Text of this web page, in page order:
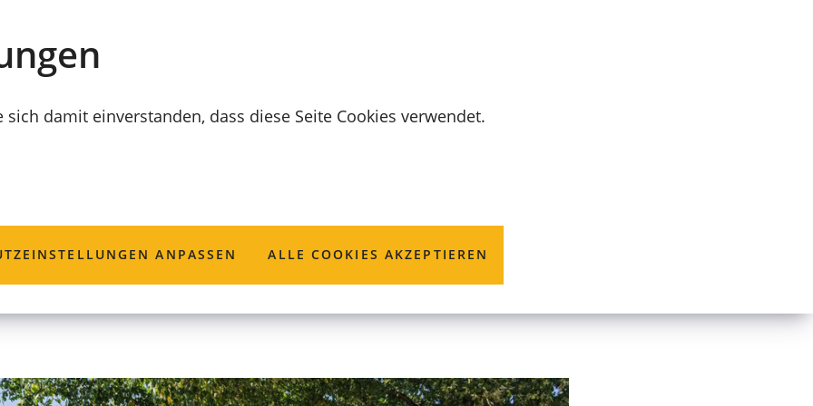
damit einverstanden, dass diese Seite Cookies verwendet.
ANPASSEN ALLE COOKIES AKZEPTIEREN
lass rauschen